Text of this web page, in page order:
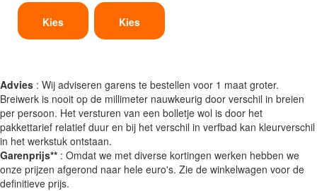
Kies Kies
Advies : Wij adviseren garens te bestellen voor 1 maat groter.
Breiwerk is nooit op de millimeter nauwkeurig door verschil in breien
per persoon. Het versturen van een bolletje wol is door het
pakkettarief relatief duur en bij het verschil in verfbad kan kleurverschil
in het werkstuk ontstaan.
Garenprijs** : Omdat we met diverse kortingen werken hebben we
onze prijzen afgerond naar hele euro's. Zie de winkelwagen voor de
definitieve prijs.